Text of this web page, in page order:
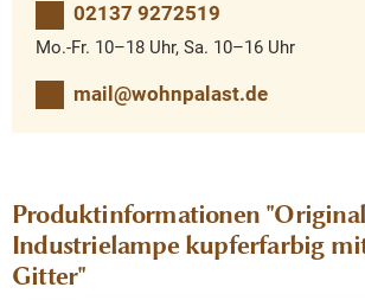
02137 9272519
Mo.-Fr. 10–18 Uhr, Sa. 10–16 Uhr
mail@wohnpalast.de
Produktinformationen "Original
Industrielampe kupferfarbig
Gitter"